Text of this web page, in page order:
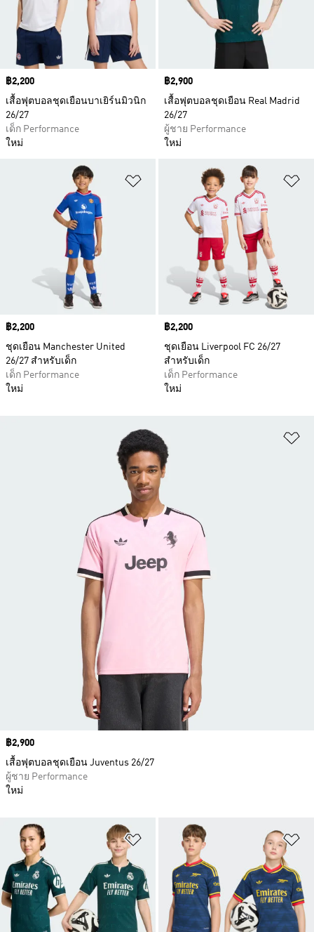
Price
฿2,200
เสื้อฟุตบอลชุดเยือนบาเยิร์นมิวนิก
26/27
เด็ก Performance
ใหม่
Price
฿2,900
เสื้อฟุตบอลชุดเยือน Real Madrid
26/27
ผู้ชาย Performance
ใหม่
เพิ่มไปยังรายการสินค้าโปรด
Price
฿2,200
ชุดเยือน Manchester United
26/27 สำหรับเด็ก
เด็ก Performance
ใหม่
Price
฿2,200
ชุดเยือน Liverpool FC 26/27
สำหรับเด็ก
เด็ก Performance
ใหม่
เพิ่มไปยังรายการสินค้าโปรด
Price
฿2,900
เสื้อฟุตบอลชุดเยือน Juventus 26/27
ผู้ชาย Performance
ใหม่